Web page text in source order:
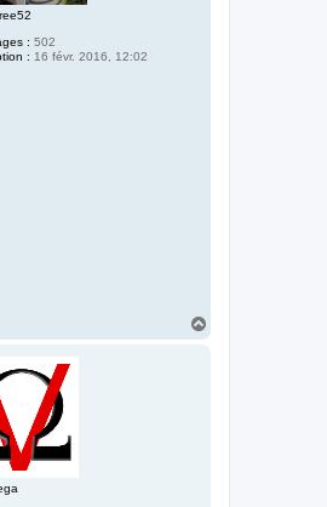
: 502
: 16 févr. 2016, 12:02